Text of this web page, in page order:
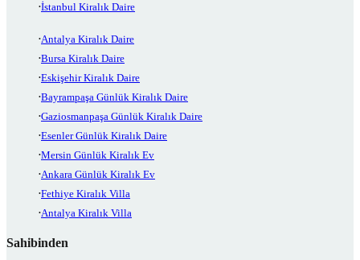
İstanbul Kiralık Daire
Antalya Kiralık Daire
Bursa Kiralık Daire
Eskişehir Kiralık Daire
Bayrampaşa Günlük Kiralık Daire
Gaziosmanpaşa Günlük Kiralık Daire
Esenler Günlük Kiralık Daire
Mersin Günlük Kiralık Ev
Ankara Günlük Kiralık Ev
Fethiye Kiralık Villa
Antalya Kiralık Villa
Sahibinden